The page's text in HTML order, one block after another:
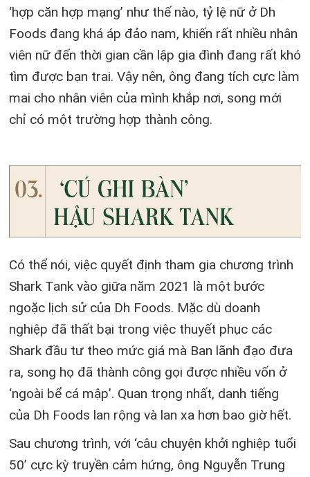
‘hợp căn hợp mạng’ như thế nào, tỷ lệ nữ ở Dh
Foods đang khá áp đảo nam, khiến rất nhiều nhân
viên nữ đến thời gian cần lập gia đình đang rất khó
tìm được bạn trai. Vậy nên, ông đang tích cực làm
mai cho nhân viên của mình khắp nơi, song mới
chỉ có một trường hợp thành công.
Có thể nói, việc quyết định tham gia chương trình
Shark Tank vào giữa năm 2021 là một bước
ngoặc lịch sử của Dh Foods. Mặc dù doanh
nghiệp đã thất bại trong việc thuyết phục các
Shark đầu tư theo mức giá mà Ban lãnh đạo đưa
ra, song họ đã thành công gọi được nhiều vốn ở
‘ngoài bể cá mập’. Quan trọng nhất, danh tiếng
của Dh Foods lan rộng và lan xa hơn bao giờ hết.
Sau chương trình, với ‘câu chuyện khởi nghiệp tuổi
50’ cực kỳ truyền cảm hứng, ông Nguyễn Trung